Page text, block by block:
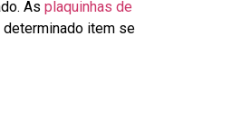
As plaquinhas de
item se